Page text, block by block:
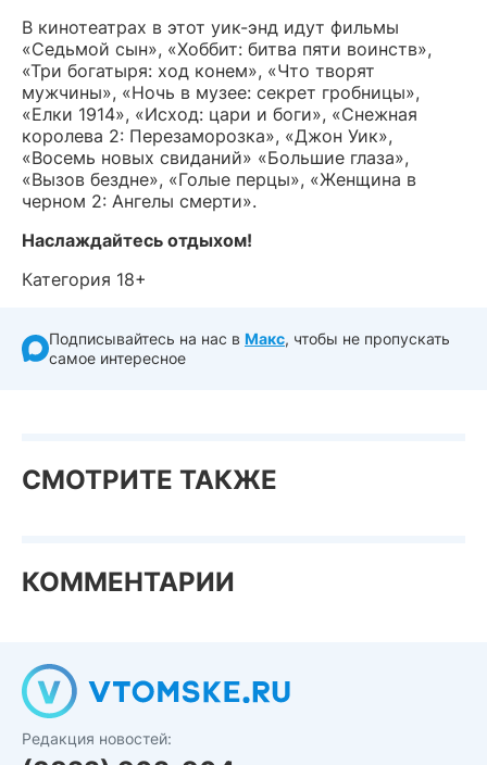
В кинотеатрах в этот уик-энд идут фильмы
«Седьмой сын», «Хоббит: битва пяти воинств»,
«Три богатыря: ход конем», «Что творят
мужчины», «Ночь в музее: секрет гробницы»,
«Елки 1914», «Исход: цари и боги», «Снежная
королева 2: Перезаморозка», «Джон Уик»,
«Восемь новых свиданий» «Большие глаза»,
«Вызов бездне», «Голые перцы», «Женщина в
черном 2: Ангелы смерти».
Наслаждайтесь отдыхом!
Категория 18+
Подписывайтесь на нас в Макс, чтобы не пропускать
самое интересное
СМОТРИТЕ ТАКЖЕ
КОММЕНТАРИИ
Редакция новостей: